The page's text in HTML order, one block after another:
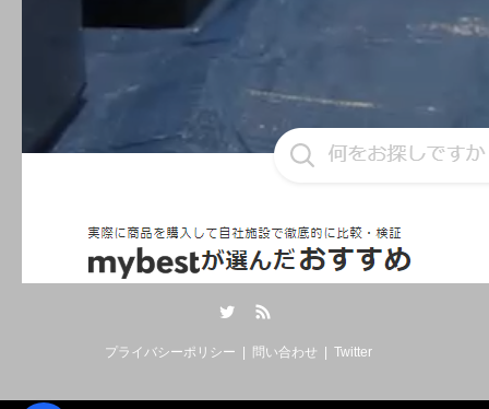
プライバシーポリシー 問い合わせ Twitter